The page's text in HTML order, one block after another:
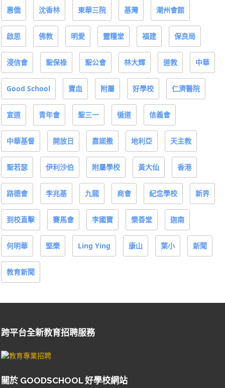
惠僑 沈香林 東華三院 基灣 潮州會館
啟思 佛教 明愛 靈糧堂 福建 保良局
浸信會 聖保祿 聖公會 林大輝 道教 中華
Good School 寶血 附屬 好學校 仁濟醫院
宣道 青年會 聖三一 循道 信義會
中華基督 開放日 嘉諾撒 地利亞 天主教
聖若瑟 伊利沙伯 附屬學校 黃大仙 香港
路德會 李兆基 九龍 商會 紀念學校 新界
到校直擊 賽馬會 李國寶 樂善堂 迦南
何明華 堅樂 Ling Ying 康山 葉小 新聞
教育新聞
跨平台全新教育招聘服務
關於 GOODSCHOOL 好學校網站